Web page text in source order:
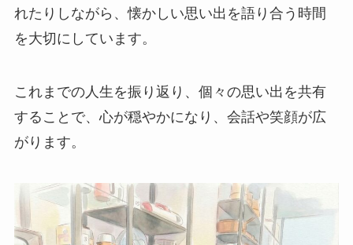
れたりしながら、懐かしい思い出を語り合う時間
を大切にしています。
これまでの人生を振り返り、個々の思い出を共有
することで、心が穏やかになり、会話や笑顔が広
がります。